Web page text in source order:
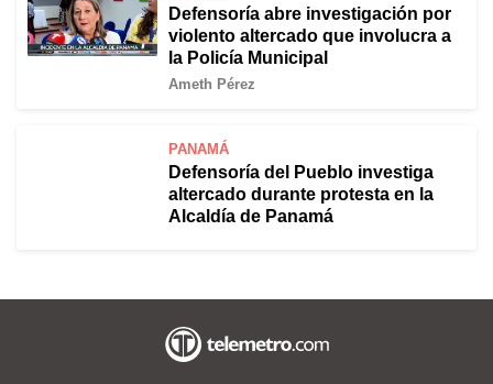
Defensoría abre investigación por
violento altercado que involucra a
la Policía Municipal
Ameth Pérez
PANAMÁ
Defensoría del Pueblo investiga
altercado durante protesta en la
Alcaldía de Panamá